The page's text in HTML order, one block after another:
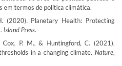
em termos de política climática.
(2020). Planetary Health: Protecting
Island Press.
Cox, P. M., & Huntingford, C. (2021).
in a changing climate. Nature,